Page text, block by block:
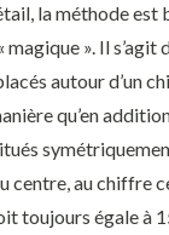
la méthode est
». Il s’agit
autour d’un
qu’en
centre, au chiffre
toujours égale à